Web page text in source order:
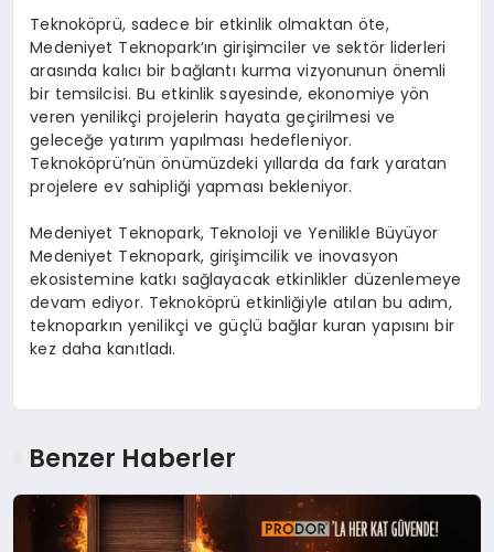
Teknoköprü, sadece bir etkinlik olmaktan öte,
Medeniyet Teknopark’ın girişimciler ve sektör liderleri
arasında kalıcı bir bağlantı kurma vizyonunun önemli
bir temsilcisi. Bu etkinlik sayesinde, ekonomiye yön
veren yenilikçi projelerin hayata geçirilmesi ve
geleceğe yatırım yapılması hedefleniyor.
Teknoköprü’nün önümüzdeki yıllarda da fark yaratan
projelere ev sahipliği yapması bekleniyor.
Medeniyet Teknopark, Teknoloji ve Yenilikle Büyüyor
Medeniyet Teknopark, girişimcilik ve inovasyon
ekosistemine katkı sağlayacak etkinlikler düzenlemeye
devam ediyor. Teknoköprü etkinliğiyle atılan bu adım,
teknoparkın yenilikçi ve güçlü bağlar kuran yapısını bir
kez daha kanıtladı.
Benzer Haberler